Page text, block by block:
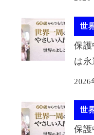
世
保護
は
2026
世
保